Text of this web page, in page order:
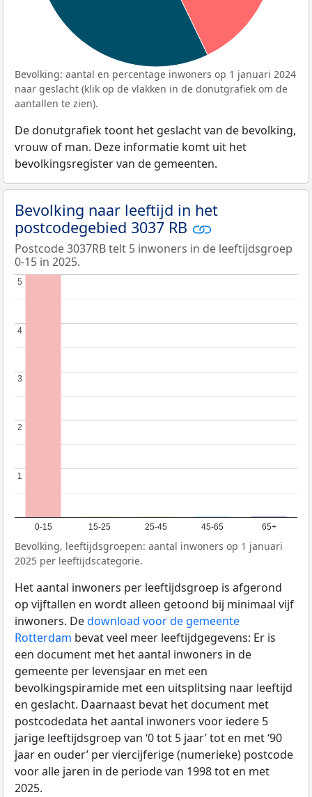
Bevolking: aantal en percentage inwoners op 1 januari 2024
naar geslacht (klik op de vlakken in de donutgrafiek om de
aantallen te zien).
De donutgrafiek toont het geslacht van de bevolking,
vrouw of man. Deze informatie komt uit het
bevolkingsregister van de gemeenten.
Bevolking naar leeftijd in het
postcodegebied 3037 RB
Postcode 3037RB telt 5 inwoners in de leeftijdsgroep
0-15 in 2025.
0-15 15-25 25-45 45-65 65+
1
1
2
2
3
3
4
4
5
5
Bevolking, leeftijdsgroepen: aantal inwoners op 1 januari
2025 per leeftijdscategorie.
Het aantal inwoners per leeftijdsgroep is afgerond
op vijftallen en wordt alleen getoond bij minimaal vijf
inwoners. Dedownload voor de gemeente
Rotterdam bevat veel meer leeftijdgegevens: Er is
een document met het aantal inwoners in de
gemeente per levensjaar en met een
bevolkingspiramide met een uitsplitsing naar leeftijd
en geslacht. Daarnaast bevat het document met
postcodedata het aantal inwoners voor iedere 5
jarige leeftijdsgroep van ‘0 tot 5 jaar’ tot en met ‘90
jaar en ouder’ per viercijferige (numerieke) postcode
voor alle jaren in de periode van 1998 tot en met
2025.